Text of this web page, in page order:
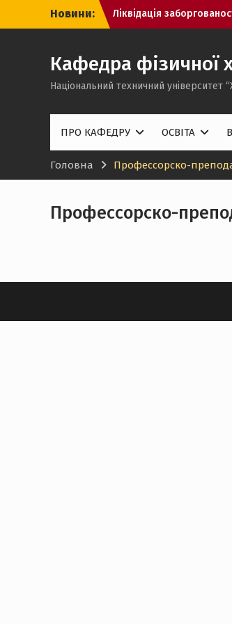
Новини: Ліквідація
Кафедра фізичної
Національний техничний університет
ПРО КАФЕДРУ ОСВІТА
Головна Профессорско-
Профессорско-